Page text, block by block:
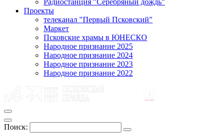
Радиостанция "Серебряный дождь"
Проекты
телеканал "Первый Псковский"
Маркет
Псковские храмы в ЮНЕСКО
Народное признание 2025
Народное признание 2024
Народное признание 2023
Народное признание 2022
Поиск: